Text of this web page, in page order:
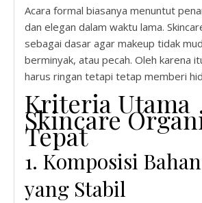
Acara formal biasanya menuntut
dan elegan dalam waktu lama.
sebagai dasar agar makeup tidak
berminyak, atau pecah. Oleh karena
harus ringan tetapi tetap memberi
Kriteria Utama
Skincare
Tepat
1. Komposisi
yang Stabil